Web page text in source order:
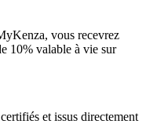
vous recevrez
10% valable à vie sur
et issus directement